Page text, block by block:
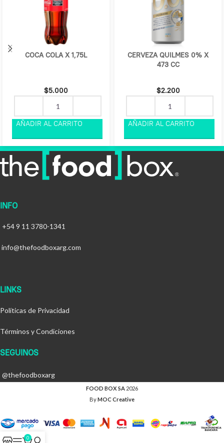
COCA COLA X 1,75L
$5.000
CERVEZA QUILMES 0% X
473 CC
$2.200
INFO
+54 9 11 3780-1341
info@thefoodboxarg.com
LINKS
Políticas de Privacidad
Términos y Condiciones
SEGUINOS
@thefoodboxarg
FOOD BOX SA 2026
ByMOC Creative
0